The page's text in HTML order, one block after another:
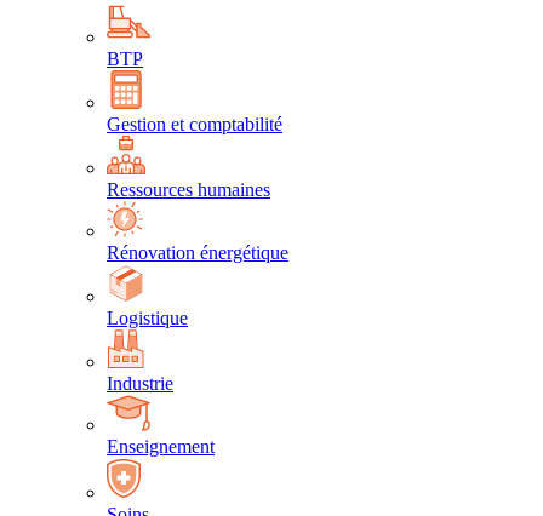
BTP
Gestion et comptabilité
Ressources humaines
Rénovation énergétique
Logistique
Industrie
Enseignement